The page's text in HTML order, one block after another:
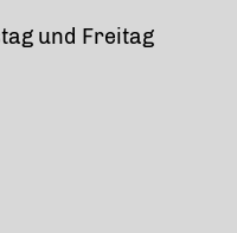
und Freitag